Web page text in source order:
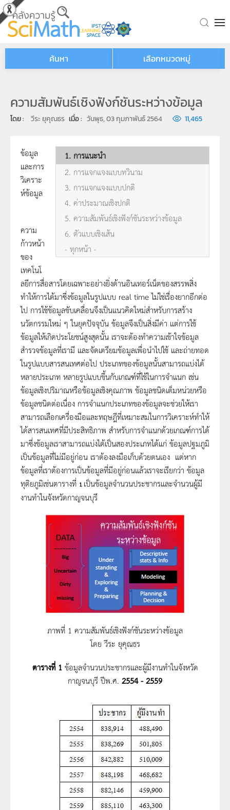
Skip to main content
ค้นหา เลือกหมวดหมู่
ความสัมพันธ์เชิงฟังก์ชันระหว่างข้อมูล
โดย : วีระ ยุคุณธร เมื่อ : วันพุธ, 03 กุมภาพันธ์ 2564 11,465
1. การแนะนำ
2. การแจกแจงแบบทวินาม
3. การแจกแจงแบบปกติ
4. ค่าประมาณเชิงปกติ
5. ความสัมพันธ์เชิงฟังก์ชันระหว่างข้อมูล
6. ตัวแบบเชิงเส้น
- ทุกหน้า -
ข้อมูล
และการ
วิเคราะ
ห์ข้อมูล
ความ
ก้าวหน้า
ของ
เทคโนโ
ลยีการสื่อสารโดยเฉพาะอย่างยิ่งด้านอินเทอร์เน็ตของสรรพสิ่ง
ทำให้การได้มาซึ่งข้อมูลในรูปแบบ real time ไม่ใช่เรื่องยากอีกต่อ
ไป การใช้ข้อมูลขับเคลื่อนจึงเป็นแนวคิดใหม่สำหรับการสร้าง
นวัตกรรมใหม่ ๆ ในยุคปัจจุบัน ข้อมูลจึงเป็นสิ่งมีค่า แต่การใช้
ข้อมูลให้เกิดประโยชน์สูงสุดนั้น เราจะต้องทำความเข้าใจข้อมูล
สำรวจข้อมูลที่เรามี และจัดเตรียมข้อมูลเพื่อนำไปใช้ และถ่ายทอด
ในรูปแบบสารสนเทศต่อไป ประเภทของข้อมูลนั้นสามารถแบ่งได้
หลายประเภท หลายรูปแบบขึ้นกับเกณฑ์ที่ใช้ในการจำแนก เช่น
ข้อมูลเชิงปริมาณหรือข้อมูลเชิงคุณภาพ ข้อมูลชนิดเต็มหน่วยหรือ
ข้อมูลชนิดต่อเนื่อง การจำแนกประเภทของข้อมูลจะช่วยให้เรา
สามารถเลือกเครื่องมือและทฤษฎีที่เหมาะสมในการวิเคราะห์ทำให้
ได้สารสนเทศที่มีประสิทธิภาพ สำหรับการจำแนกด้วยเกณฑ์การได้
มาซึ่งข้อมูลเราสามารถแบ่งได้เป็นสองประเภทได้แก่ ข้อมูลปฐมภูมิ
เป็นข้อมูลที่ไม่มีอยู่ก่อน เราต้องลงมือเก็บด้วยตนเอง แต่หาก
ข้อมูลที่เราต้องการเป็นข้อมูลที่มีอยู่ก่อนแล้วเราจะเรียกว่า ข้อมูล
ทุติยภูมิเช่นตารางที่ 1 เป็นข้อมูลจำนวนประชากรและจำนวนผู้มี
งานทำในจังหวัดกาญจนบุรี
ภาพที่ 1 ความสัมพันธ์เชิงฟังก์ชันระหว่างข้อมูล
โดย วีระ ยุคุณธร
ตารางที่ 1 ข้อมูลจำนวนประชากรและผู้มีงานทำในจังหวัด
กาญจนบุรี ปีพ.ศ. 2554 - 2559